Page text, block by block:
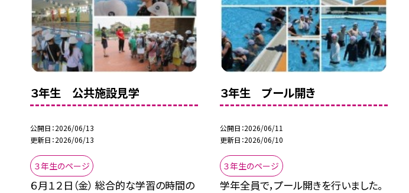
３年生 公共施設見学
公開日 2026/06/13
更新日 2026/06/13
３年生のページ
６月１２日（金） 総合的な学習の時間の
３年生 プール開き
公開日 2026/06/11
更新日 2026/06/10
３年生のページ
学年全員で，プール開きを行いました。